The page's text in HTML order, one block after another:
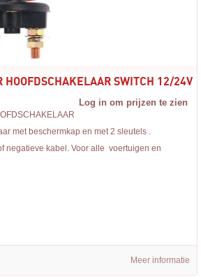
HOOFDSCHAKELAAR SWITCH 12/24V
Log in om prijzen te zien
met beschermkap en met 2 sleutels .
negatieve kabel. Voor alle voertuigen en
Meer informatie